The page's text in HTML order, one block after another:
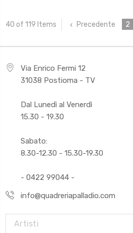
40 of 119 Items Precedente 2
Via Enrico Fermi 12
31038 Postioma - TV
Dal Lunedì al Venerdì
15.30 - 19.30
Sabato:
8.30-12.30 - 15.30-19.30
- 0422 99044 -
info@quadreriapalladio.com
Artisti